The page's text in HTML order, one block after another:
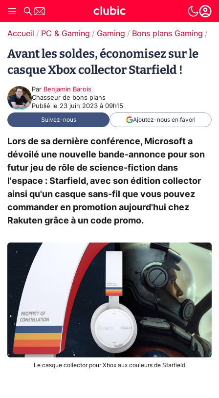
Accueil PC & Gaming Gaming Bons plans Gaming
Avant les soldes, économisez sur le
casque Xbox collector Starfield !
Par Benjamin Barois
Chasseur de bons plans
Publié le 23 juin 2023 à 09h15
Suivez-nous Ajoutez-nous en favori
Lors de sa dernière conférence, Microsoft a
dévoilé une nouvelle bande-annonce pour son
futur jeu de rôle de science-fiction dans
l'espace : Starfield, avec son édition collector
ainsi qu'un casque sans-fil que vous pouvez
commander en promotion aujourd'hui chez
Rakuten grâce à un code promo.
Le casque collector pour Xbox aux couleurs de Starfield